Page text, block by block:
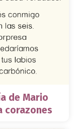
de Mario
corazones